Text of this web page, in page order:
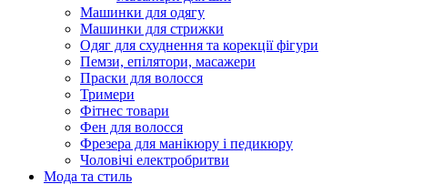
Машинки для одягу
Машинки для стрижки
Одяг для схуднення та корекції фігури
Пемзи, епілятори, масажери
Праски для волосся
Тримери
Фітнес товари
Фен для волосся
Фрезера для манікюру і педикюру
Чоловічі електробритви
Мода та стиль